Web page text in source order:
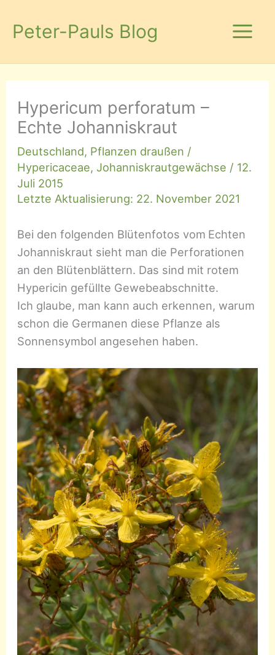
InhaltPeter-Pauls Blog
Hypericum perforatum –
Echte Johanniskraut
Deutschland, Pflanzen draußen /
Hypericaceae,Johanniskrautgewächse / 12.
Juli 2015
Letzte Aktualisierung: 22. November 2021
Bei den folgenden Blütenfotos vom Echten
Johanniskraut sieht man die Perforationen
an den Blütenblättern. Das sind mit rotem
Hypericin gefüllte Gewebeabschnitte.
Ich glaube, man kann auch erkennen, warum
schon die Germanen diese Pflanze als
Sonnensymbol angesehen haben.